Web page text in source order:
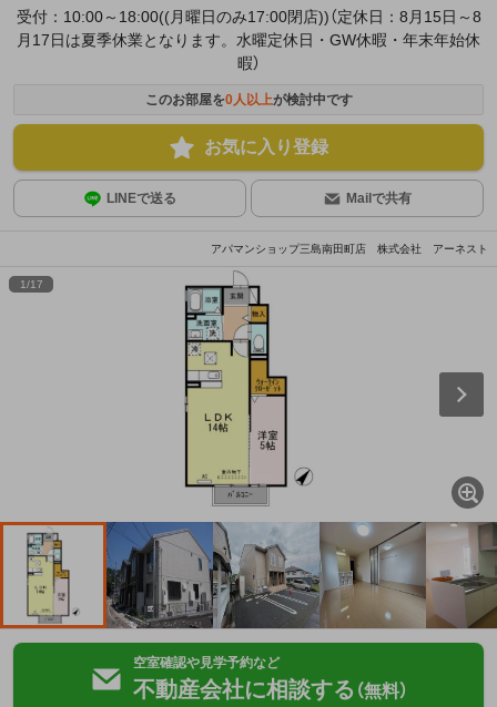
受付：10:00～18:00((月曜日のみ17:00閉店))（定休日：8月15日～8
月17日は夏季休業となります。水曜定休日・GW休暇・年末年始休
暇）
このお部屋を0人以上が検討中です
お気に入り登録
LINEで送る Mailで共有
アパマンショップ三島南田町店 株式会社 アーネスト
1/17
空室確認や見学予約など
不動産会社に相談する （無料）